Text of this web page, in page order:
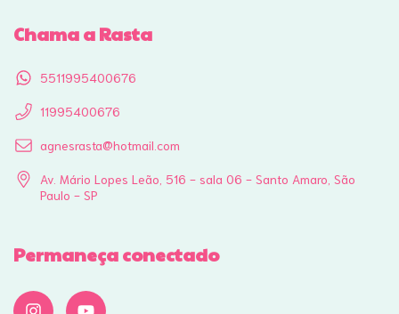
Chama a Rasta
5511995400676
11995400676
agnesrasta@hotmail.com
Av. Mário Lopes Leão, 516 - sala 06 - Santo Amaro, São
Paulo - SP
Permaneça conectado